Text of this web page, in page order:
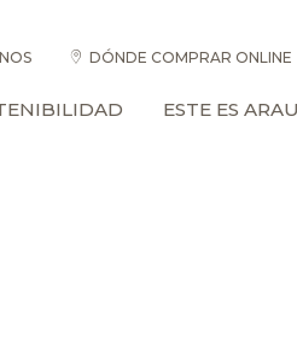
DÓNDE COMPRAR ONLINE
ESTE ES